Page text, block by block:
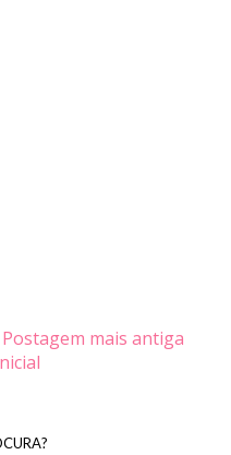
Postagem mais antiga